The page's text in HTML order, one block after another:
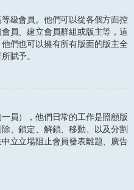
級會員。他們可以從各個方面控
員、建立會員群組或版主等，這
們也可以擁有所有版面的版主全
賦予。
員），他們日常的工作是照顧版
、鎖定、解鎖、移動、以及分割
立立場阻止會員發表離題、廣告